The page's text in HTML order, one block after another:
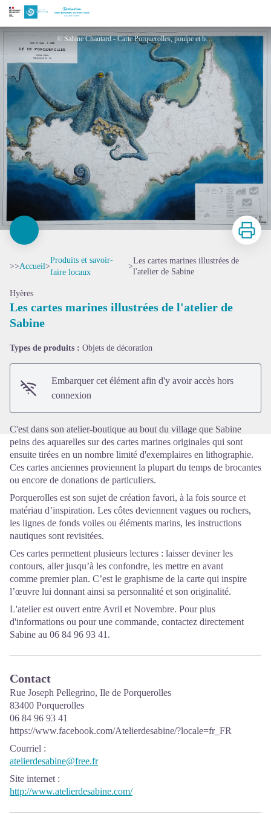
Les cartes marines illustrées de l'atelier de Sabine
© Sabine Chautard - Carte Porquerolles, poulpe et batymétrie - L'Atelier de Sabine
Imprimer
>>Accueil>
Produits et savoir-
faire locaux
>
Les cartes marines illustrées de
l'atelier de Sabine
Hyères
Les cartes marines illustrées de l'atelier de
Sabine
Types de produits : Objets de décoration
Embarquer cet élément afin d'y avoir accès hors
connexion
C'est dans son atelier-boutique au bout du village que Sabine
peins des aquarelles sur des cartes marines originales qui sont
ensuite tirées en un nombre limité d'exemplaires en lithographie.
Ces cartes anciennes proviennent la plupart du temps de brocantes
ou encore de donations de particuliers.
Porquerolles est son sujet de création favori, à la fois source et
matériau d’inspiration. Les côtes deviennent vagues ou rochers,
les lignes de fonds voiles ou éléments marins, les instructions
nautiques sont revisitées.
Ces cartes permettent plusieurs lectures : laisser deviner les
contours, aller jusqu’à les confondre, les mettre en avant
comme premier plan. C’est le graphisme de la carte qui inspire
l’œuvre lui donnant ainsi sa personnalité et son originalité.
L'atelier est ouvert entre Avril et Novembre. Pour plus
d'informations ou pour une commande, contactez directement
Sabine au 06 84 96 93 41.
Contact
Rue Joseph Pellegrino, Ile de Porquerolles
83400 Porquerolles
06 84 96 93 41
https://www.facebook.com/Atelierdesabine/?locale=fr_FR
Courriel :
atelierdesabine@free.fr
Site internet :
http://www.atelierdesabine.com/